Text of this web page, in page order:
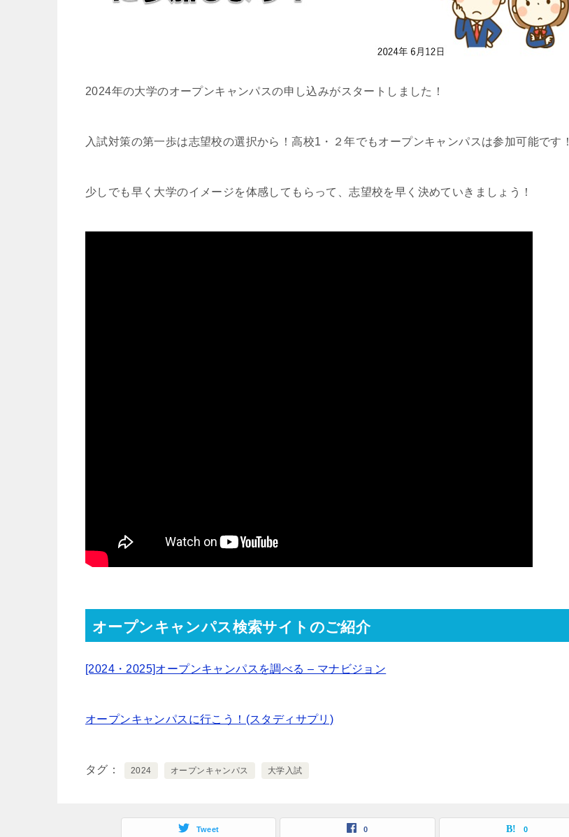
2024年の大学のオープンキャンパスの申し込みがスタートしました！
入試対策の第一歩は志望校の選択から！高校1・２年でもオープンキャンパスは参加可能です！
少しでも早く大学のイメージを体感してもらって、志望校を早く決めていきましょう！
オープンキャンパス検索サイトのご紹介
[2024・2025]オープンキャンパスを調べる – マナビジョン
オープンキャンパスに行こう！(スタディサプリ)
タグ 2024 オープンキャンパス 大学入試
Tweet 0 0